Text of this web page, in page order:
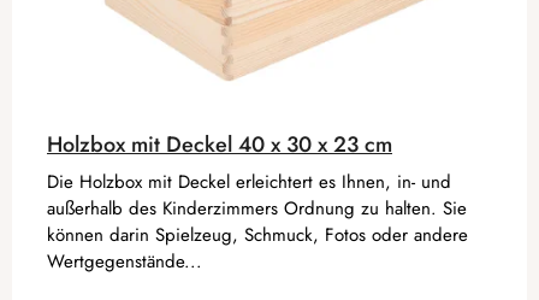
Holzbox mit Deckel 40 x 30 x 23 cm
Die Holzbox mit Deckel erleichtert es Ihnen, in- und
außerhalb des Kinderzimmers Ordnung zu halten. Sie
können darin Spielzeug, Schmuck, Fotos oder andere
Wertgegenstände...